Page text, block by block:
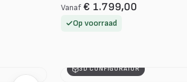
Vanaf € 1.799,00
Op voorraad
3D CONFIGURATOR